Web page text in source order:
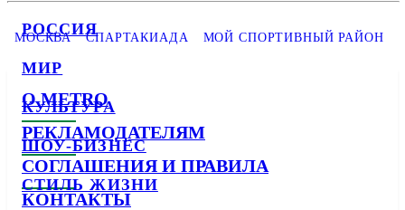
РОССИЯ
МИР
КУЛЬТУРА
ШОУ-БИЗНЕС
СТИЛЬ ЖИЗНИ
МОСКВА СПАРТАКИАДА МОЙ СПОРТИВНЫЙ РАЙОН
О METRO
РЕКЛАМОДАТЕЛЯМ
СОГЛАШЕНИЯ И ПРАВИЛА
КОНТАКТЫ